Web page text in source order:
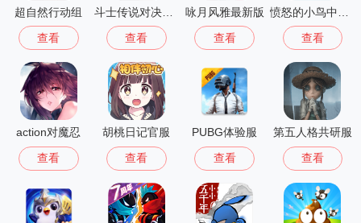
超自然行动组
查看 查看
咏月风雅最新版
查看 查看
action对魔忍
查看
胡桃日记官服
查看
PUBG体验服
查看
第五人格共研服
查看